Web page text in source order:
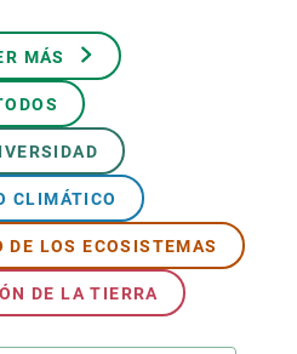
MÁS
CLIMÁTICO
DE LOS ECOSISTEMAS
DE LA TIERRA